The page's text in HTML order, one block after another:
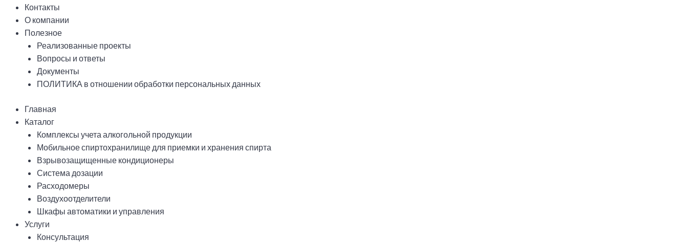
Контакты
О компании
Полезное
Реализованные проекты
Вопросы и ответы
Документы
ПОЛИТИКА в отношении обработки персональных данных
Главная
Каталог
Комплексы учета алкогольной продукции
Мобильное спиртохранилище для приемки и хранения спирта
Взрывозащищенные кондиционеры
Система дозации
Расходомеры
Воздухоотделители
Шкафы автоматики и управления
Услуги
Консультация